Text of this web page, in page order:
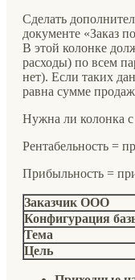
Сделать
документе «Заказ
В этой колонке
расходы) по всем
нет). Если таких
равна сумме
Нужна ли колонка
Рентабельность =
Прибыльность =
Заказчик ООО
Конфигурация
Тема
Цель